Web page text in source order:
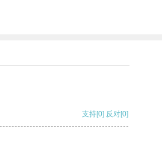
支持[0] 反对[0]